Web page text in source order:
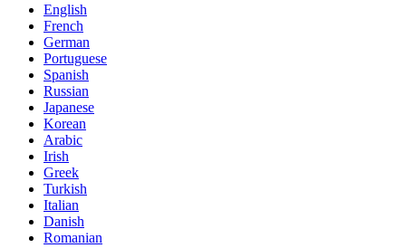
English
French
German
Portuguese
Spanish
Russian
Japanese
Korean
Arabic
Irish
Greek
Turkish
Italian
Danish
Romanian